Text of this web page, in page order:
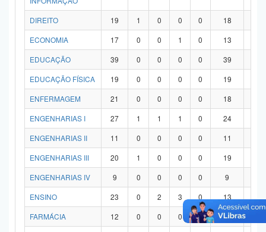
DIREITO 19 1 0 0 0 18
ECONOMIA
17 0 0 1 0 13
EDUCAÇÃO
39 0 0 0 0 39
EDUCAÇÃO FÍSICA
19 0 0 0 0 19
ENFERMAGEM
21 0 0 0 0 18
ENGENHARIAS I
27 1 1 1 0 24
ENGENHARIAS II
11 0 0 0 0 11
ENGENHARIAS III
20 1 0 0 0 19
ENGENHARIAS IV
9 0 0 0 0 9
ENSINO
23 0 2 3 0 13
FARMÁCIA
12 0 0 0 0 12